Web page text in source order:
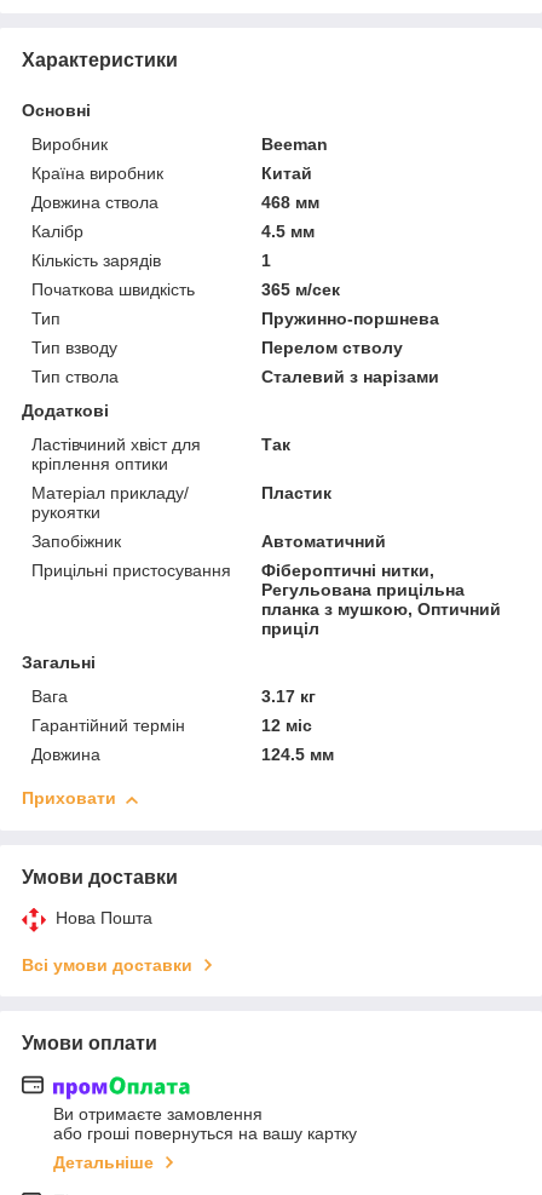
Характеристики
Основні
Виробник
Beeman
Країна виробник
Китай
Довжина ствола
468 мм
Калібр
4.5 мм
Кількість зарядів
1
Початкова швидкість
365 м/сек
Тип
Пружинно-поршнева
Тип взводу
Перелом стволу
Тип ствола
Сталевий з нарізами
Додаткові
Ластівчиний хвіст для
кріплення оптики
Так
Матеріал прикладу/
рукоятки
Пластик
Запобіжник
Автоматичний
Прицільні пристосування
Фібероптичні нитки,
Регульована прицільна
планка з мушкою, Оптичний
приціл
Загальні
Вага
3.17 кг
Гарантійний термін
12 міс
Довжина
124.5 мм
Приховати
Умови доставки
Нова Пошта
Всі умови доставки
Умови оплати
Ви отримаєте замовлення
або гроші повернуться на вашу картку
Детальніше